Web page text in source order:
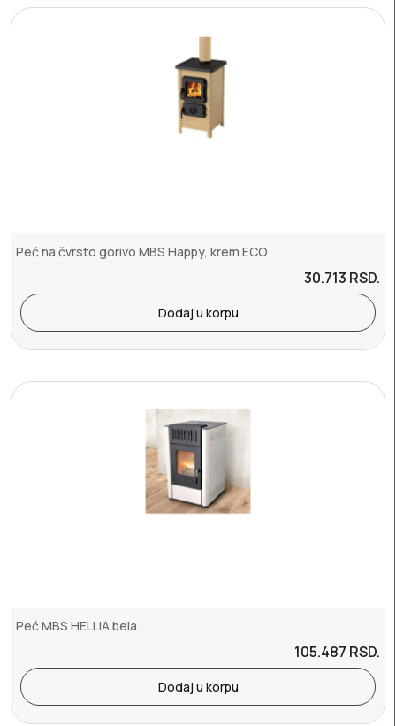
Peć na čvrsto gorivo MBS Happy, krem ECO
30.713 RSD.
Dodaj u korpu
Peć MBS HELLIA bela
105.487 RSD.
Dodaj u korpu